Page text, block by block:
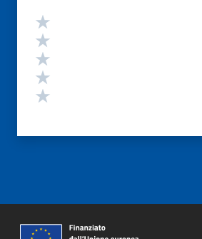
Valutazione